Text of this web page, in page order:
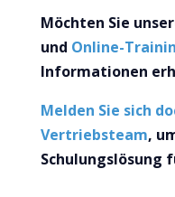
Möchten Sie
und Online-
Informationen
Melden Sie sich
Vertriebsteam,
Schulungslösung